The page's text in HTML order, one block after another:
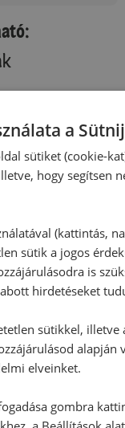
a
sütiket (cookie-
hogy segítsen
(kattintás,
sütik a jogos
is
hirdetéseket
sütikkel,
alapján
elveinket.
gombra